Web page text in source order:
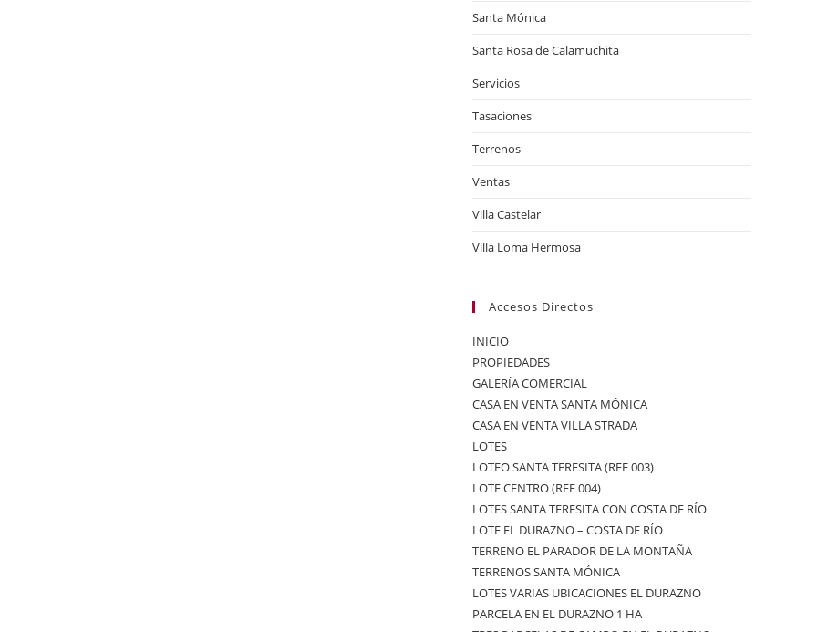
Santa Mónica
Santa Rosa de Calamuchita
Servicios
Tasaciones
Terrenos
Ventas
Villa Castelar
Villa Loma Hermosa
Accesos Directos
INICIO
PROPIEDADES
GALERÍA COMERCIAL
CASA EN VENTA SANTA MÓNICA
CASA EN VENTA VILLA STRADA
LOTES
LOTEO SANTA TERESITA (REF 003)
LOTE CENTRO (REF 004)
LOTES SANTA TERESITA CON COSTA DE RÍO
LOTE EL DURAZNO – COSTA DE RÍO
TERRENO EL PARADOR DE LA MONTAÑA
TERRENOS SANTA MÓNICA
LOTES VARIAS UBICACIONES EL DURAZNO
PARCELA EN EL DURAZNO 1 HA